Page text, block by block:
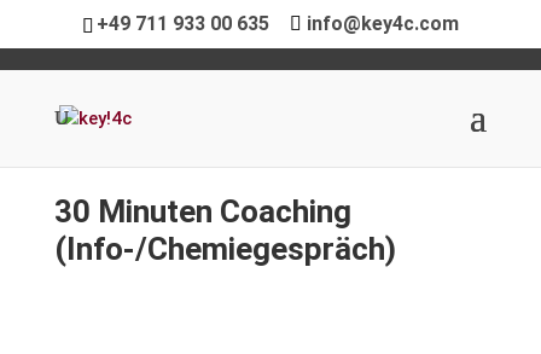
+49 711 933 00 635 info@key4c.com
30 Minuten Coaching
(Info-/Chemie­ge­spräch)